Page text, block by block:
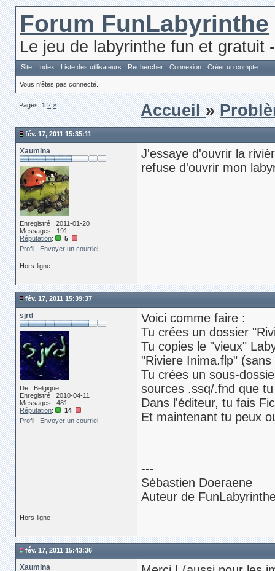
Forum FunLabyrinthe
Le jeu de labyrinthe fun et gratuit
Site Index Liste des utilisateurs Rechercher Connexion Créer un compte
Vous n'êtes pas connecté.
Pages:1 2 » Accueil»
fév. 17, 2011 15:35:11
Xaumina
Enregistré : 2011-01-20
Messages : 191
Réputation:
5
Profil
Envoyer un courriel
J'essaye d'ouvrir la
refuse d'ouvrir mon
Hors-ligne
fév. 17, 2011 15:39:37
sjrd
De : Belgique
Enregistré : 2010-04-11
Messages : 481
Réputation:
14
Profil
Envoyer un courriel
Voici comme faire :
Tu crées un dossier
Tu copies le "vieux"
"Riviere Inima.flp"
Tu crées un sous-
sources .ssq/.fnd que
Dans l'éditeur, tu fais
Et maintenant tu peux
---
Sébastien Doeraene
Auteur de
Hors-ligne
fév. 17, 2011 15:43:36
Xaumina